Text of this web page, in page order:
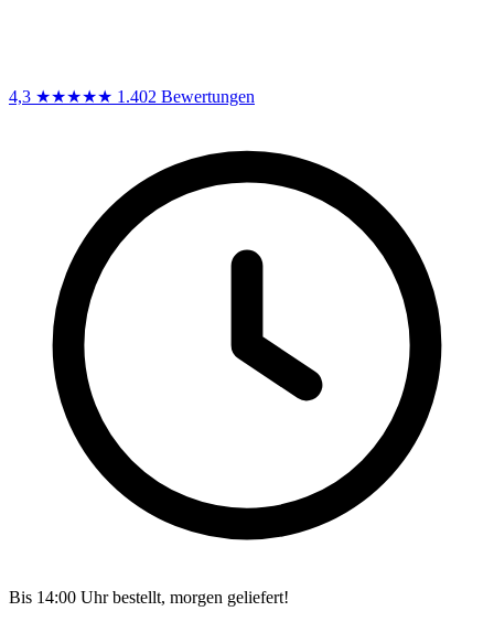
4,3 ★★★★★ 1.402 Bewertungen
Bis 14:00 Uhr bestellt, morgen geliefert!